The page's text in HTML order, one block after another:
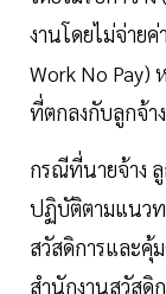
งานโดยไม่จ่าย
Work No Pay)
ที่ตกลงกับลูกจ้า
กรณีที่นายจ้าง
ปฏิบัติตามแนวท
สวัสดิการและคุ้
สำนักงานสวัสดิ